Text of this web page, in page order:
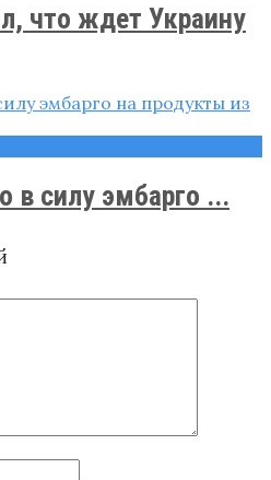
что ждет Украину
в силу эмбарго ...